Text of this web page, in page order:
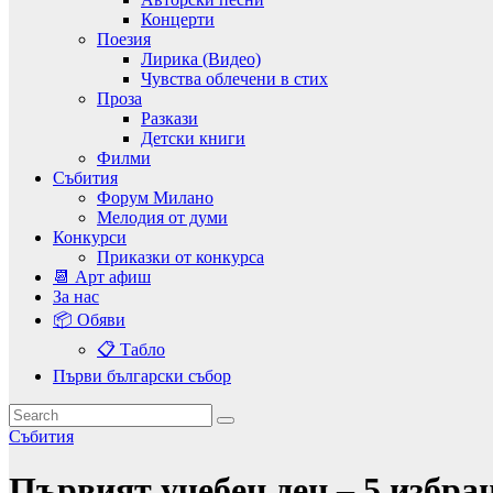
Концерти
Поезия
Лирика (Видео)
Чувства облечени в стих
Проза
Разкази
Детски книги
Филми
Събития
Форум Милано
Мелодия от думи
Конкурси
Приказки от конкурса
📆 Арт афиш
За нас
📦 Обяви
📋 Табло
Първи български събор
Събития